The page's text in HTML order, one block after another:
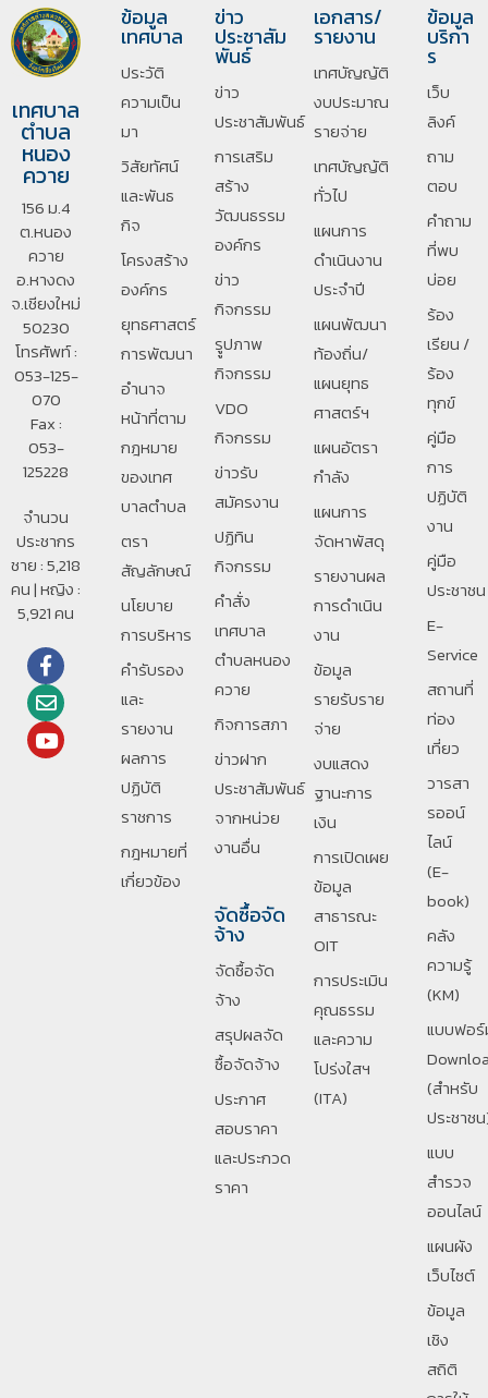
เทศบาล
ตำบล
หนอง
ควาย
156 ม.4
ต.หนอง
ควาย
อ.หางดง
จ.เชียงใหม่
50230
โทรศัพท์ :
053-125-
070
Fax :
053-
125228
จำนวน
ประชากร
ชาย : 5,218
คน | หญิง :
5,921 คน
ข้อมูล
เทศบาล
ประวัติ
ความเป็น
มา
วิสัยทัศน์
และพันธ
กิจ
โครงสร้าง
องค์กร
ยุทธศาสตร์
การพัฒนา
อํานาจ
หน้าที่ตาม
กฎหมาย
ของเทศ
บาลตําบล
ตรา
สัญลักษณ์
นโยบาย
การบริหาร
คำรับรอง
และ
รายงาน
ผลการ
ปฏิบัติ
ราชการ
กฎหมายที่
เกี่ยวข้อง
ข่าว
ประชาสัม
พันธ์
ข่าว
ประชาสัมพันธ์
การเสริม
สร้าง
วัฒนธรรม
องค์กร
ข่าว
กิจกรรม
รููปภาพ
กิจกรรม
VDO
กิจกรรม
ข่าวรับ
สมัครงาน
ปฏิทิน
กิจกรรม
คำสั่ง
เทศบาล
ตำบลหนอง
ควาย
กิจการสภา
ข่าวฝาก
ประชาสัมพันธ์
จากหน่วย
งานอื่น
จัดซื้อจัด
จ้าง
จัดซื้อจัด
จ้าง
สรุปผลจัด
ซื้อจัดจ้าง
ประกาศ
สอบราคา
และประกวด
ราคา
เอกสาร/
รายงาน
เทศบัญญัติ
งบประมาณ
รายจ่าย
เทศบัญญัติ
ทั่วไป
แผนการ
ดำเนินงาน
ประจำปี
แผนพัฒนา
ท้องถิ่น/
แผนยุทธ
ศาสตร์ฯ
แผนอัตรา
กำลัง
แผนการ
จัดหาพัสดุ
รายงานผล
การดำเนิน
งาน
ข้อมูล
รายรับราย
จ่าย
งบแสดง
ฐานะการ
เงิน
การเปิดเผย
ข้อมูล
สาธารณะ
OIT
การประเมิน
คุณธรรม
และความ
โปร่งใสฯ
(ITA)
ข้อมูล
บริกา
ร
เว็บ
ลิงค์
ถาม
ตอบ
คำถาม
ที่พบ
บ่อย
ร้อง
เรียน /
ร้อง
ทุกข์
คู่มือ
การ
ปฏิบัติ
งาน
คู่มือ
ประชาชน
E-
Service
สถานที่
ท่อง
เที่ยว
วารสา
รออน์
ไลน์
(E-
book)
คลัง
ความรู้
(KM)
แบบฟอ
(สำหรับ
ประชาช
แบบ
สำรวจ
ออนไลน์
แผนผัง
เว็บไซต์
ข้อมูล
เชิง
สถิติ